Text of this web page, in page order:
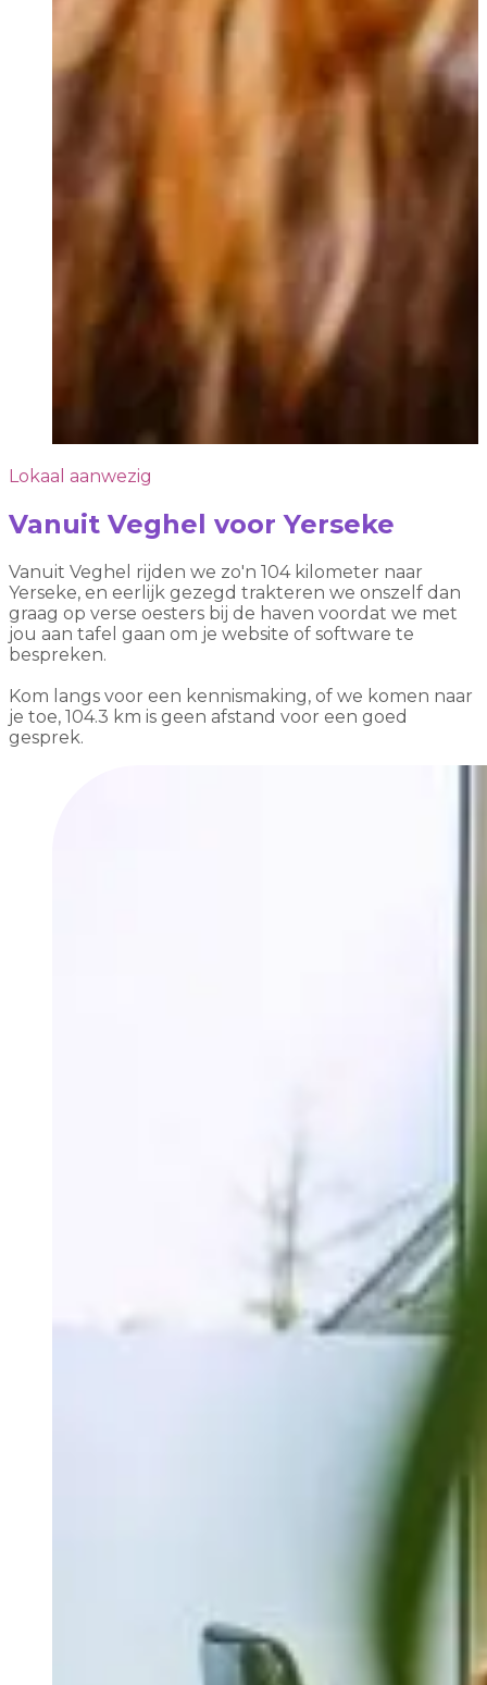
Lokaal aanwezig
Vanuit Veghel voor Yerseke
Vanuit Veghel rijden we zo'n 104 kilometer naar
Yerseke, en eerlijk gezegd trakteren we onszelf dan
graag op verse oesters bij de haven voordat we met
jou aan tafel gaan om je website of software te
bespreken.
Kom langs voor een kennismaking, of we komen naar
je toe, 104.3 km is geen afstand voor een goed
gesprek.